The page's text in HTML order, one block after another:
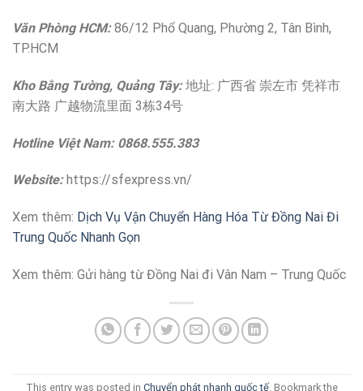
Văn Phòng HCM:86/12 Phổ Quang, Phường 2, Tân Bình,
TP.HCM
Kho Bằng Tường, Quảng Tây:地址: 广西省 崇左市 凭祥市
南大路 广越物流里面 3栋34号
Hotline Việt Nam: 0868.555.383
Website:https://sfexpress.vn/
Xem thêm: Dịch Vụ Vận Chuyển Hàng Hóa Từ Đồng Nai Đi
Trung Quốc Nhanh Gọn
Xem thêm: Gửi hàng từ Đồng Nai đi Vân Nam – Trung Quốc
This entry was posted in Chuyển phát nhanh quốc tế. Bookmark the